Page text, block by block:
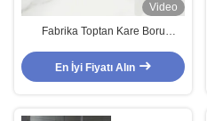
Video
Fabrika Toptan Kare Boru
Kapısı Havlu Çubuğu Kolu
En İyi Fiyatı Alın